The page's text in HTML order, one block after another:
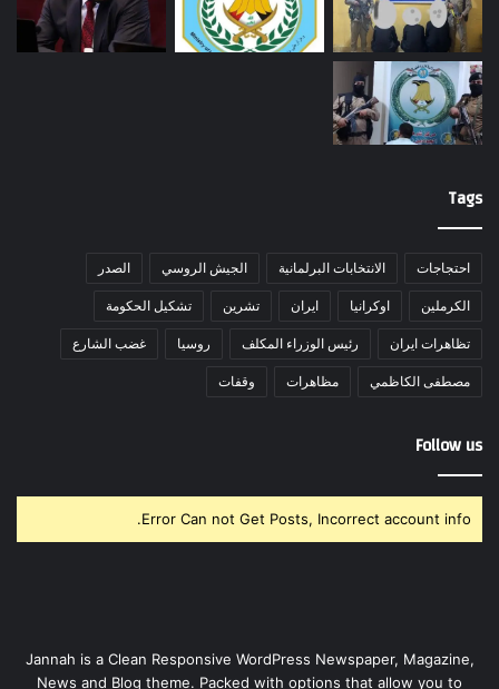
Tags
احتجاجات الانتخابات البرلمانية الجيش الروسي الصدر
الكرملين اوكرانيا ايران تشرين تشكيل الحكومة
تظاهرات ايران رئيس الوزراء المكلف روسيا غضب الشارع
مصطفى الكاظمي مظاهرات وقفات
Follow us
Error Can not Get Posts, Incorrect account info.
Jannah is a Clean Responsive WordPress Newspaper, Magazine,
News and Blog theme. Packed with options that allow you to